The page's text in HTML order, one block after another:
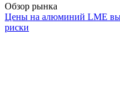
Обзор рынка
Цены на алюминий LME
риски